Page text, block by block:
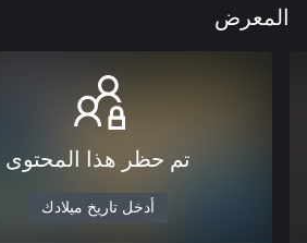
المعرض
تم حظر هذا المحتوى
أدخل تاريخ ميلادك